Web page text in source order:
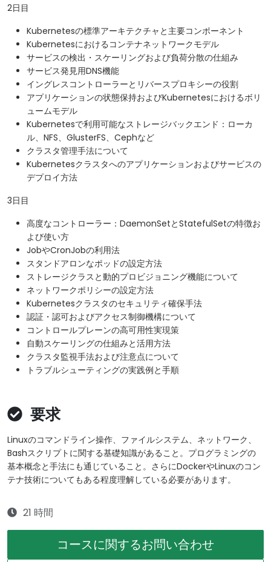
2日目
Kubernetesの標準アーキテクチャと主要コンポーネント
Kubernetesにおけるコンテナネットワークモデル
サービスの検出・スケーリングおよび負荷分散の仕組み
サービス発見用DNS機能
イングレスコントローラーとリバースプロキシーの役割
アプリケーションの状態保持およびKubernetesにおけるボリ
ュームモデル
Kubernetesで利用可能なストレージバックエンド：ローカ
ル、NFS、GlusterFS、Cephなど
クラスタ管理手法について
Kubernetesクラスタへのアプリケーションおよびサービスの
デプロイ方法
3日目
高度なコントローラー：DaemonSetとStatefulSetの特徴お
よび使い方
JobやCronJobの利用法
スタンドアロンなポッドの設定方法
ストレージクラスと動的プロビジョニング機能について
ネットワークポリシーの設定方法
Kubernetesクラスタのセキュリティ確保手法
認証・認可およびアクセス制御機構について
コントロールプレーンの高可用性実現策
自動スケーリングの仕組みと活用方法
クラスタ監視手法および注意点について
トラブルシューティングの実践例と手順
要求
Linuxのコマンドライン操作、ファイルシステム、ネットワーク、
Bashスクリプトに関する基礎知識があること。プログラミングの
基本概念と手法にも通じていること。さらにDockerやLinuxのコン
テナ技術についてもある程度理解している必要があります。
21 時間
コースに関するお問い合わせ